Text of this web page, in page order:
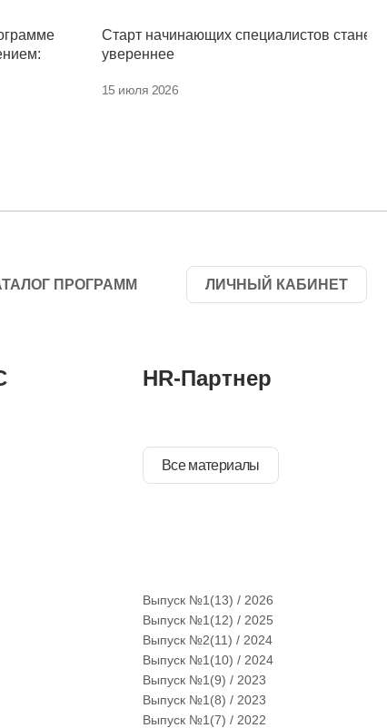
Старт начинающих специалистов станет
увереннее
15 июля 2026
ПРОГРАММ ЛИЧНЫЙ КАБИНЕТ
HR-Партнер
Все материалы
Выпуск №1(13) / 2026
Выпуск №1(12) / 2025
Выпуск №2(11) / 2024
Выпуск №1(10) / 2024
Выпуск №1(9) / 2023
Выпуск №1(8) / 2023
Выпуск №1(7) / 2022